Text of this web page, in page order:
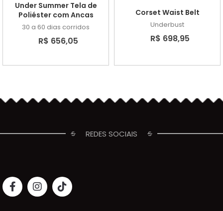
Under Summer Tela de
Poliéster com Ancas
30 a 60 dias corridos
R$ 656,05
Corset Waist Belt
Underbust
R$ 698,95
REDES SOCIAIS